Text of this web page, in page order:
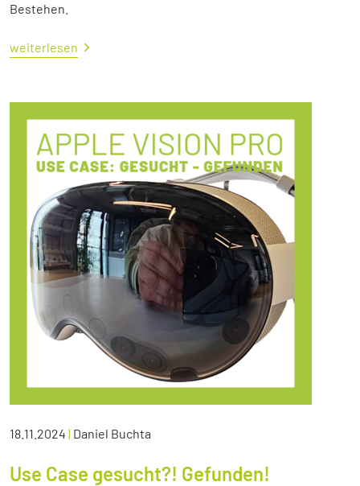
Bestehen.
weiterlesen
18.11.2024 | Daniel Buchta
Use Case gesucht?! Gefunden!